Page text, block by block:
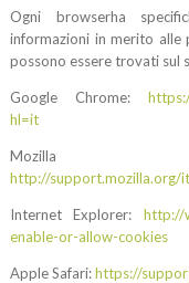
Ogni browserha
informazioni in merito alle
possono essere trovati sul
Google Chrome:
hl=it
http://support.mozilla.org/
Internet Explorer:http://
enable-or-allow-cookies
Apple Safari:https://